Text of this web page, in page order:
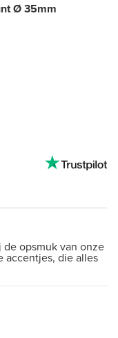
Ø 35mm
opsmuk van onze
accentjes, die alles